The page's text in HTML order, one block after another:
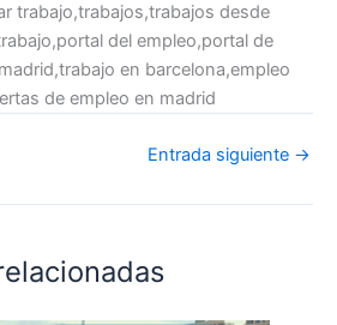
trabajo,trabajos,trabajos desde
del empleo,portal de
en barcelona,empleo
de empleo en madrid
Entrada siguiente →